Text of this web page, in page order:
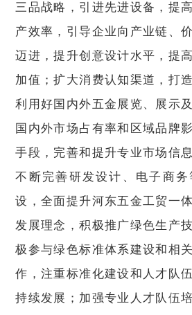
三品战略，引进先进设备，提
产效率，引导企业向产业链、
迈进，提升创意设计水平，提
加值；扩大消费认知渠道，打
利用好国内外五金展览、展示
国内外市场占有率和区域品牌
手段，完善和提升专业市场信
不断完善研发设计、电子商
设，全面提升河东五金工贸一
发展理念，积极推广绿色生产
极参与绿色标准体系建设和相
作，注重标准化建设和人才队
持续发展；加强专业人才队伍